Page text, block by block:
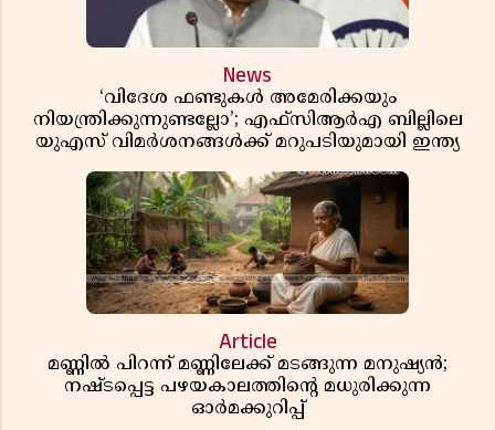
News
‘വിദേശ ഫണ്ടുകൾ അമേരിക്കയും
നിയന്ത്രിക്കുന്നുണ്ടല്ലോ’; എഫ്സിആർഎ ബില്ലിലെ
യുഎസ് വിമർശനങ്ങൾക്ക് മറുപടിയുമായി ഇന്ത്യ
Article
മണ്ണിൽ പിറന്ന് മണ്ണിലേക്ക് മടങ്ങുന്ന മനുഷ്യൻ;
നഷ്ടപ്പെട്ട പഴയകാലത്തിൻ്റെ മധുരിക്കുന്ന
ഓർമക്കുറിപ്പ്